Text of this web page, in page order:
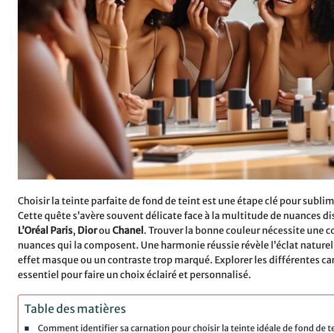
Choisir la teinte parfaite de fond de teint est une étape clé pour
Cette quête s’avère souvent délicate face à la multitude de nuances
L’Oréal Paris, Diorou Chanel . Trouver la bonne couleur nécessite une
nuances qui la composent. Une harmonie réussie révèle l’éclat
effet masque ou un contraste trop marqué. Explorer les différentes
essentiel pour faire un choix éclairé et personnalisé.
Table des matières
Comment identifier sa carnation pour choisir la teinte idéale de fond de